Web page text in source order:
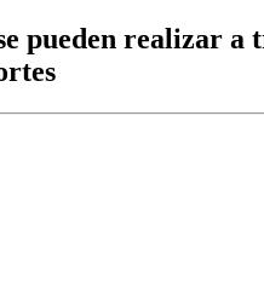
pueden realizar